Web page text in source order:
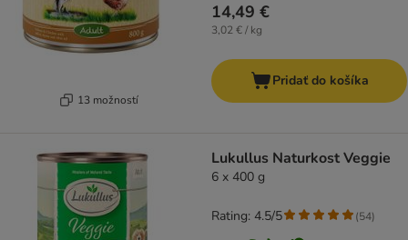
13 možností
14,49 €
3,02 € / kg
Pridať do košíka
Lukullus Naturkost Veggie
6 x 400 g
Rating: 4.5/5 (54)